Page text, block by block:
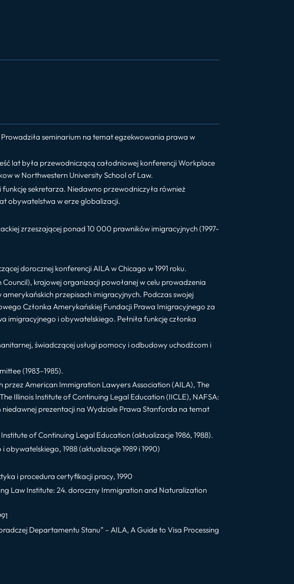
seminarium na temat egzekwowania prawa w
lat była przewodniczącą całodniowej konferencji Workplace
w Northwestern University School of Law.
sekretarza. Niedawno przewodniczyła również
obywatelstwa w erze globalizacji.
zrzeszającej ponad 10 000 prawników imigracyjnych (1997-
dorocznej konferencji AILA w Chicago w 1991 roku.
krajowej organizacji powołanej w celu prowadzenia
przepisach imigracyjnych. Podczas swojej
Członka Amerykańskiej Fundacji Prawa Imigracyjnego za
imigracyjnego i obywatelskiego. Pełniła funkcję członka
świadczącej usługi pomocy i odbudowy uchodźcom i
(1983–1985).
American Immigration Lawyers Association (AILA), The
Illinois Institute of Continuing Legal Education (IICLE), NAFSA:
prezentacji na Wydziale Prawa Stanforda na temat
of Continuing Legal Education (aktualizacje 1986, 1988).
1988 (aktualizacje 1989 i 1990)
i procedura certyfikacji pracy, 1990
Law Institute: 24. doroczny Immigration and Naturalization
Departamentu Stanu” – AILA, A Guide to Visa Processing